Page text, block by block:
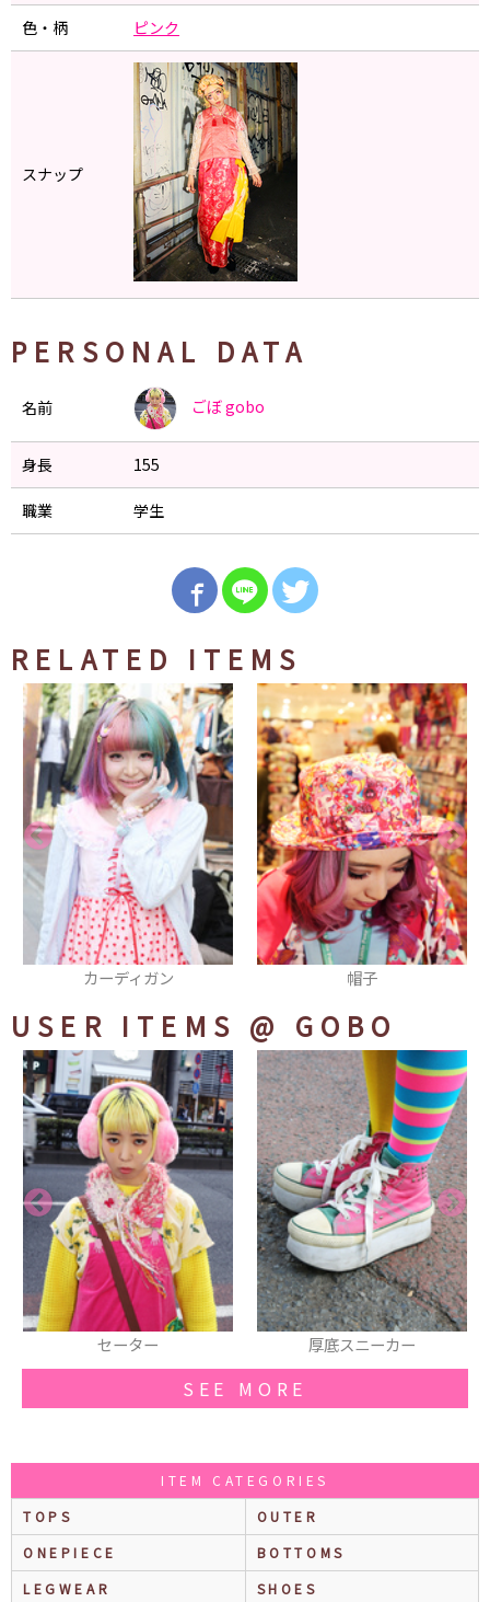
色・柄 ピンク
スナップ
PERSONAL DATA
名前 ごぼgobo
身長 155
職業 学生
RELATED ITEMS
帽子 クラッチバッグ
USER ITEMS @ GOBO
厚底スニーカー ヘアピン
SEE MORE
ITEM CATEGORIES
TOPS
OUTER
ONEPIECE
BOTTOMS
LEGWEAR
SHOES